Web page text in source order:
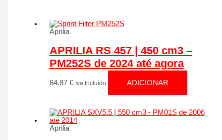
Aprilia
APRILIA RS 457 | 450 cm3 –
PM252S de 2024 até agora
84.87 € Iva Incluído ADICIONAR
Aprilia